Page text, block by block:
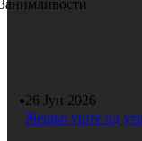
26 Јун 2026
Жешко уште од